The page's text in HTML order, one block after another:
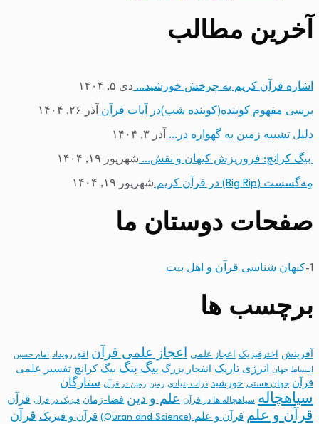
آخرین مطالب
اشاره قرآن کریم به چرخش خورشید… دی ۵, ۱۴۰۴
برسی مفهوم کوبنده(کوبنده شب)در آیات قرآن آذر ۲۶, ۱۴۰۴
دلیل تشبیه زمین به گهواره در… آذر ۳, ۱۴۰۴
بیگ کرانچ: فروریزش کیهان و نقش… شهریور ۱۹, ۱۴۰۴
مِه‌گسست (Big Rip) در قرآن کریم شهریور ۱۹, ۱۴۰۴
صفحات دوستان ما
1- کیهان شناسی قرآن و اهل بیت
برچسب ها
آفرینش اخترفیزیک اعجاز علمی اعجاز علمی قرآن افق رویداد امام حسین
انبساط جهان انرژی تاریک انفجار بزرگ بیگ بنگ بیگ کرانچ تفسیر علمی
قرآن جهان هستی خورشید ذرات بنیادی زمین زمین در قرآن ستارگان
سیاهچاله سیاهچاله ها در قرآن علم و دین فضا-زمان فیزیک در قرآن قرآن
قرآن و علم قرآن و علم (Quran and Science) قرآن و فیزیک قرآن